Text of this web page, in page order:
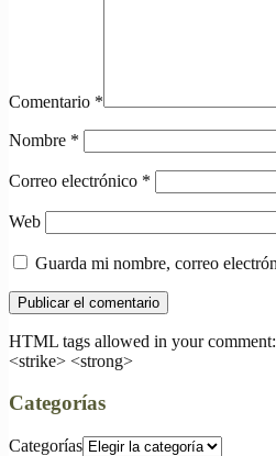
Comentario *
Nombre *
Correo electrónico *
Web
Guarda mi nombre, correo
HTML tags allowed in your
<strike> <strong>
Categorías
Categorías